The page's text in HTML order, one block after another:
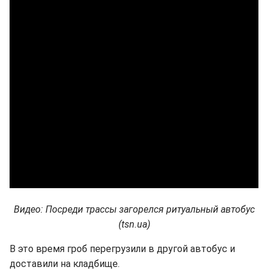
Видео: Посреди трассы загорелся ритуальный автобус
(tsn.ua)
В это время гроб перегрузили в другой автобус и
доставили на кладбище.